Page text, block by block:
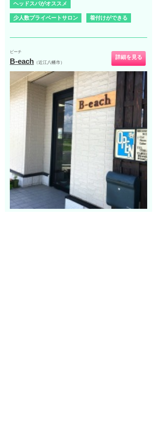
ヘッドスパがオススメ
少人数プライベートサロン 着付けができる
ビーチ
B-each （近江八幡市）
詳細を見る